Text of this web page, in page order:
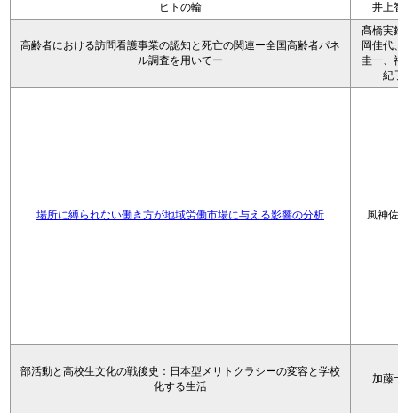
ヒトの輪 井上
高齢者における訪問看護事業の認知と死亡の関連ー全国高齢者パネ
ル調査を用いてー
髙橋実
岡佳代
圭一、
紀
場所に縛られない働き方が地域労働市場に与える影響の分析 風神
部活動と高校生文化の戦後史：日本型メリトクラシーの変容と学校
化する生活
加藤